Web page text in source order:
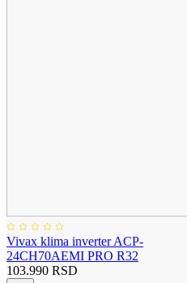
Vivax klima inverter ACP-
24CH70AEMI PRO R32
103.990 RSD